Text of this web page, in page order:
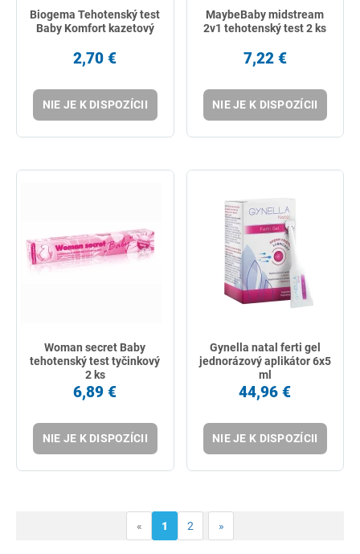
Biogema Tehotenský test
Baby Komfort kazetový
2,70 €
NIE JE K DISPOZÍCII
MaybeBaby midstream
2v1 tehotenský test 2 ks
7,22 €
NIE JE K DISPOZÍCII
Woman secret Baby
tehotenský test tyčinkový
2 ks
6,89 €
NIE JE K DISPOZÍCII
Gynella natal ferti gel
jednorázový aplikátor 6x5
ml
44,96 €
NIE JE K DISPOZÍCII
« 1 2 »